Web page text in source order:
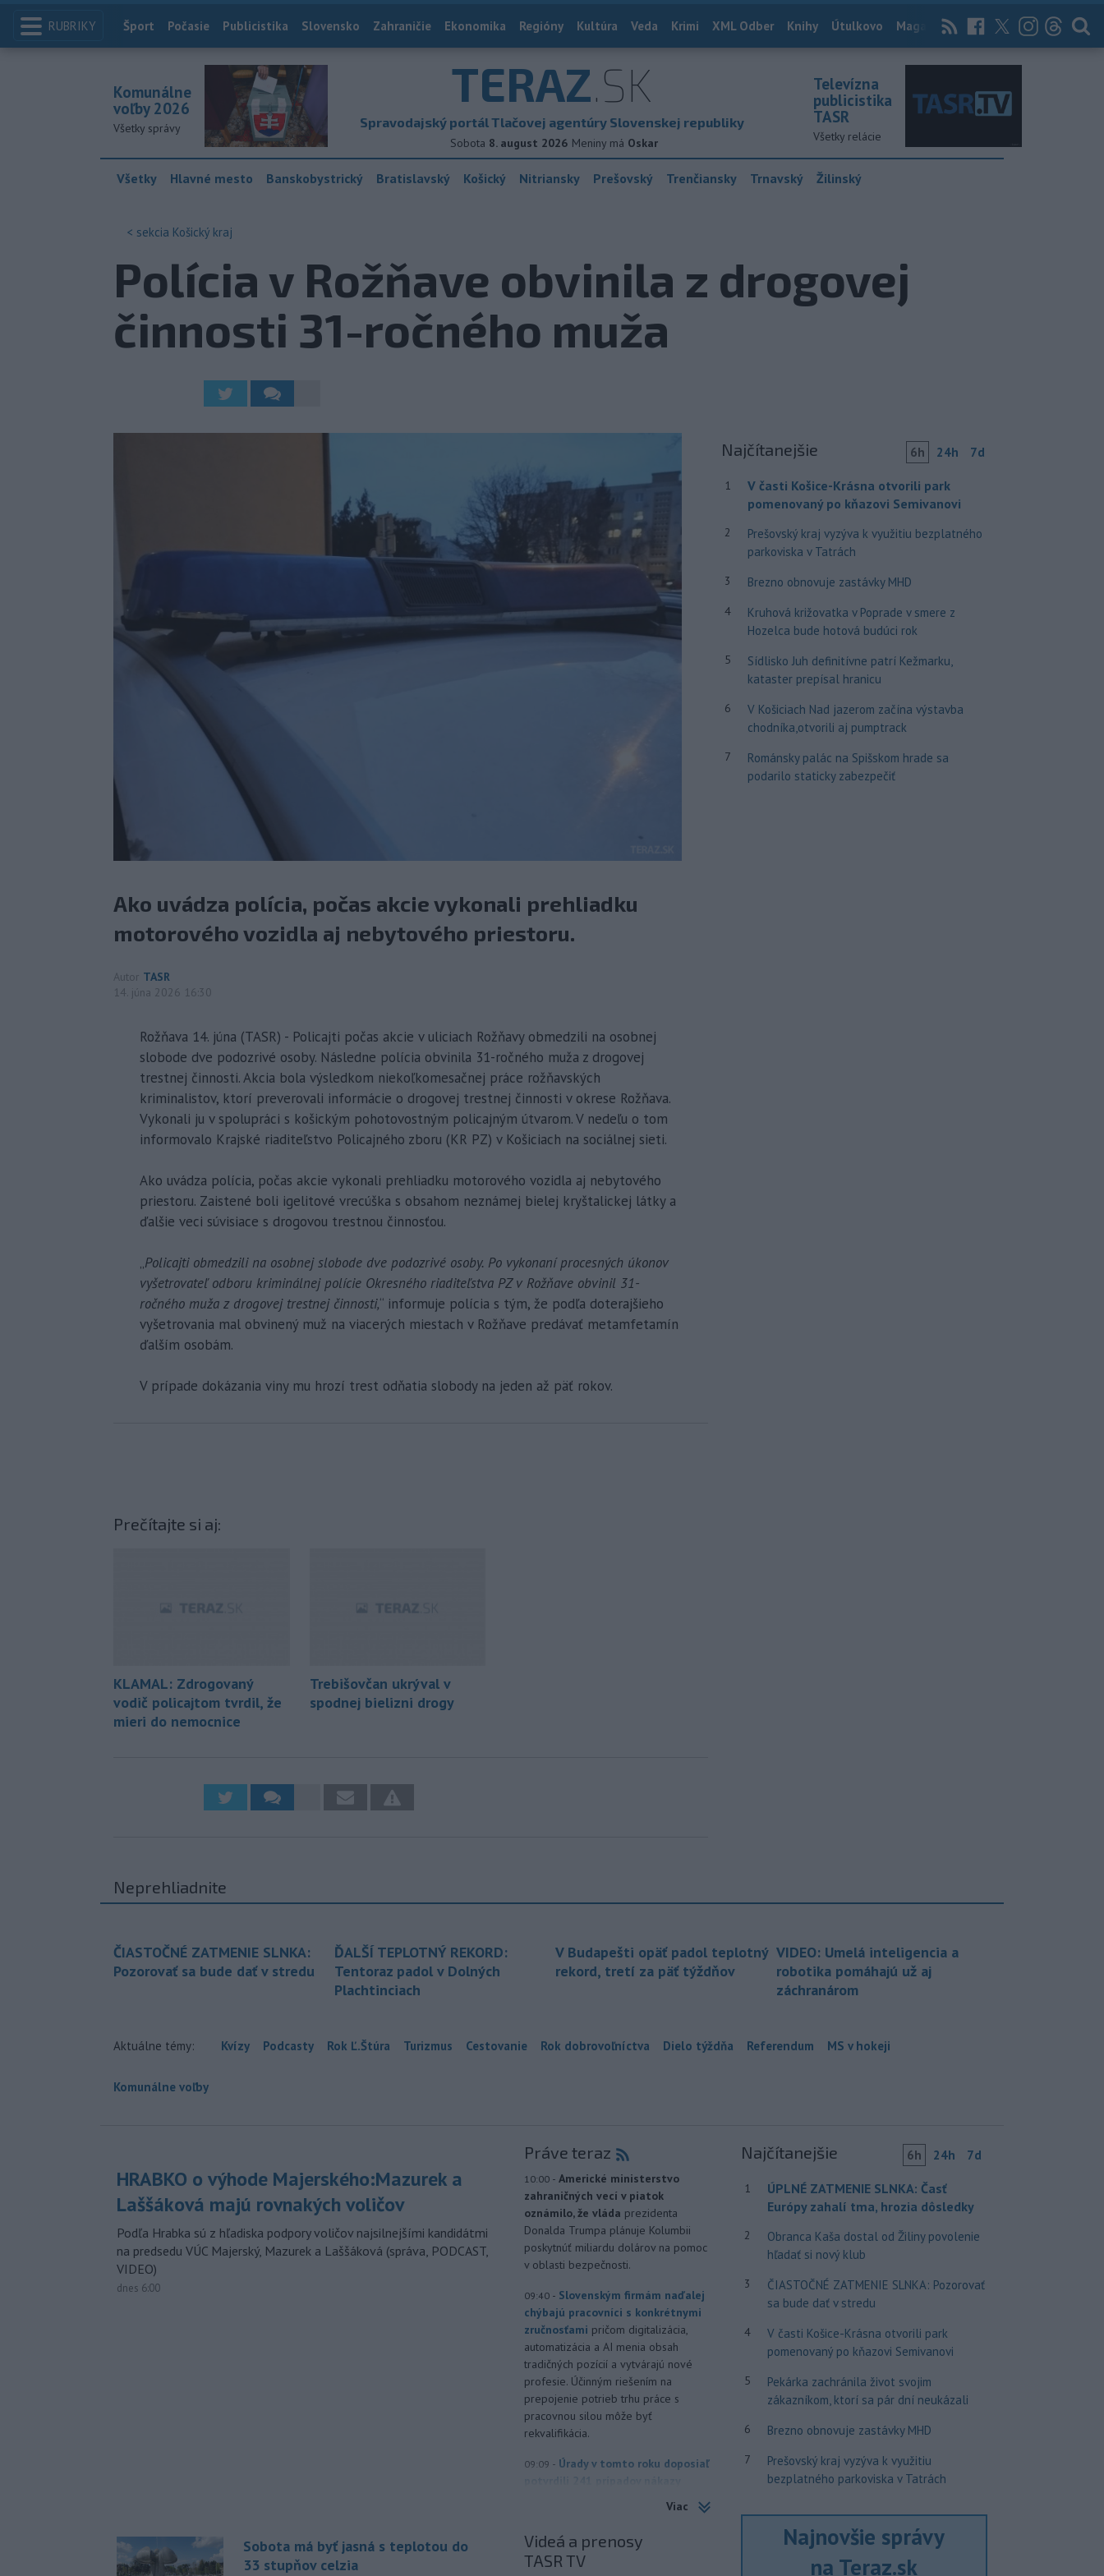
RUBRIKY Index
Šport Počasie Publicistika Slovensko Zahraničie Ekonomika Regióny Kultúra Veda Krimi XML Odber Knihy Útulkovo Magazín News Now Archív
TERAZ.SK
Spravodajský portál Tlačovej agentúry Slovenskej republiky
Sobota 8. august 2026 Meniny má Oskar
Komunálne
voľby 2026
Všetky správy
Televízna
publicistika
TASR
Všetky relácie
Všetky Hlavné mesto Banskobystrický Bratislavský Košický Nitriansky Prešovský Trenčiansky Trnavský Žilinský
< sekcia Košický kraj
Polícia v Rožňave obvinila z drogovej
činnosti 31-ročného muža
Ako uvádza polícia, počas akcie vykonali prehliadku
motorového vozidla aj nebytového priestoru.
Autor TASR
14. júna 2026 16:30
Rožňava 14. júna (TASR) - Policajti počas akcie v uliciach Rožňavy obmedzili na osobnej
slobode dve podozrivé osoby. Následne polícia obvinila 31-ročného muža z drogovej
trestnej činnosti. Akcia bola výsledkom niekoľkomesačnej práce rožňavských
kriminalistov, ktorí preverovali informácie o drogovej trestnej činnosti v okrese Rožňava.
Vykonali ju v spolupráci s košickým pohotovostným policajným útvarom. V nedeľu o tom
informovalo Krajské riaditeľstvo Policajného zboru (KR PZ) v Košiciach na sociálnej sieti.
Ako uvádza polícia, počas akcie vykonali prehliadku motorového vozidla aj nebytového
priestoru. Zaistené boli igelitové vrecúška s obsahom neznámej bielej kryštalickej látky a
ďalšie veci súvisiace s drogovou trestnou činnosťou.
„Policajti obmedzili na osobnej slobode dve podozrivé osoby. Po vykonaní procesných úkonov
vyšetrovateľ odboru kriminálnej polície Okresného riaditeľstva PZ v Rožňave obvinil 31-
ročného muža z drogovej trestnej činnosti,“ informuje polícia s tým, že podľa doterajšieho
vyšetrovania mal obvinený muž na viacerých miestach v Rožňave predávať metamfetamín
ďalším osobám.
V prípade dokázania viny mu hrozí trest odňatia slobody na jeden až päť rokov.
Prečítajte si aj:
KLAMAL: Zdrogovaný
vodič policajtom tvrdil, že
mieri do nemocnice
Trebišovčan ukrýval v
spodnej bielizni drogy
Najčítanejšie 6h 24h 7d
1
V časti Košice-Krásna otvorili park
pomenovaný po kňazovi Semivanovi
2
Prešovský kraj vyzýva k využitiu bezplatného
parkoviska v Tatrách
3 Brezno obnovuje zastávky MHD
4
Kruhová križovatka v Poprade v smere z
Hozelca bude hotová budúci rok
5
Sídlisko Juh definitívne patrí Kežmarku,
kataster prepísal hranicu
6
V Košiciach Nad jazerom začína výstavba
chodníka,otvorili aj pumptrack
7
Románsky palác na Spišskom hrade sa
podarilo staticky zabezpečiť
Neprehliadnite
ČIASTOČNÉ ZATMENIE SLNKA:
Pozorovať sa bude dať v stredu
ĎALŠÍ TEPLOTNÝ REKORD:
Tentoraz padol v Dolných
Plachtinciach
V Budapešti opäť padol teplotný
rekord, tretí za päť týždňov
VIDEO: Umelá inteligencia a
robotika pomáhajú už aj
záchranárom
Aktuálne témy: Kvízy Podcasty Rok Ľ.Štúra Turizmus Cestovanie Rok dobrovoľníctva Dielo týždňa Referendum MS v hokeji
Komunálne voľby
HRABKO o výhode Majerského:Mazurek a
Laššáková majú rovnakých voličov
Podľa Hrabka sú z hľadiska podpory voličov najsilnejšími kandidátmi
na predsedu VÚC Majerský, Mazurek a Laššáková (správa, PODCAST,
VIDEO)
dnes 6:00
Sobota má byť jasná s teplotou do
33 stupňov celzia
Práve teraz
10:00 - Americké ministerstvo
zahraničných vecí v piatok
oznámilo, že vláda prezidenta
Donalda Trumpa plánuje Kolumbii
poskytnúť miliardu dolárov na pomoc
v oblasti bezpečnosti.
09:40 - Slovenským firmám naďalej
chýbajú pracovníci s konkrétnymi
zručnosťami pričom digitalizácia,
automatizácia a AI menia obsah
tradičných pozícií a vytvárajú nové
profesie. Účinným riešením na
prepojenie potrieb trhu práce s
pracovnou silou môže byť
rekvalifikácia.
09:09 - Úrady v tomto roku doposiaľ
Európe. Uvádza to týždenná správa,
ktorú v piatok zverejnilo Európske
centrum pre prevenciu a kontrolu
chorôb (ECDC).241 prípadov nákazy
Viac
Videá a prenosy
TASR TV
Najčítanejšie 6h 24h 7d
1
ÚPLNÉ ZATMENIE SLNKA: Časť
Európy zahalí tma, hrozia dôsledky
2
Obranca Kaša dostal od Žiliny povolenie
hľadať si nový klub
3
ČIASTOČNÉ ZATMENIE SLNKA: Pozorovať
sa bude dať v stredu
4
V časti Košice-Krásna otvorili park
pomenovaný po kňazovi Semivanovi
5
Pekárka zachránila život svojim
zákazníkom, ktorí sa pár dní neukázali
6 Brezno obnovuje zastávky MHD
7
Prešovský kraj vyzýva k využitiu
bezplatného parkoviska v Tatrách
Najnovšie správy
na Teraz.sk